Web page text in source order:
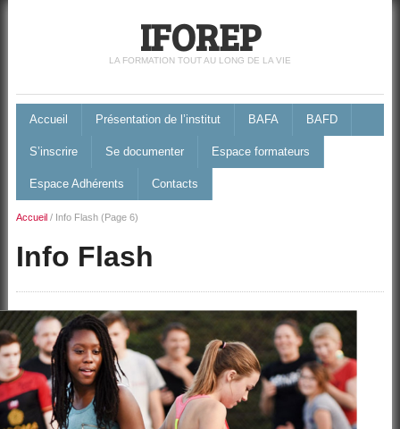
IFOREP
LA FORMATION TOUT AU LONG DE LA VIE
Accueil Présentation de l’institut BAFA BAFD
S’inscrire Se documenter Espace formateurs
Espace Adhérents Contacts
Accueil/ Info Flash(Page 6)
Info Flash